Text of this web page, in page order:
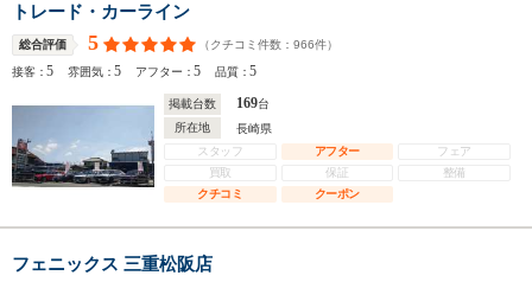
トレード・カーライン
総合評価 5 （クチコミ件数： 966件）
接客：5 雰囲気：5 アフター：5 品質：5
掲載台数 169台
所在地
長崎県
スタッフ
アフター
フェア
買取
保証
整備
クチコミ
クーポン
フェニックス 三重松阪店